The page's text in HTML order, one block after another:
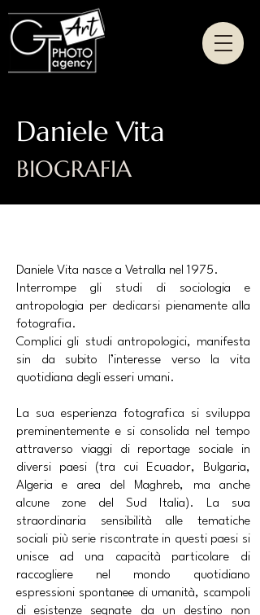
Daniele Vita
BIOGRAFIA
Daniele Vita nasce a Vetralla nel 1975.
Interrompe gli studi di sociologia e
antropologia per dedicarsi pienamente alla
fotografia.
Complici gli studi antropologici, manifesta
sin da subito l’interesse verso la vita
quotidiana degli esseri umani.
La sua esperienza fotografica si sviluppa
preminentemente e si consolida nel tempo
attraverso viaggi di reportage sociale in
diversi paesi (tra cui Ecuador, Bulgaria,
Algeria e area del Maghreb, ma anche
alcune zone del Sud Italia). La sua
straordinaria sensibilità alle tematiche
sociali più serie riscontrate in questi paesi si
unisce ad una capacità particolare di
raccogliere nel mondo quotidiano
espressioni spontanee di umanità, scampoli
di esistenze segnate da un destino non